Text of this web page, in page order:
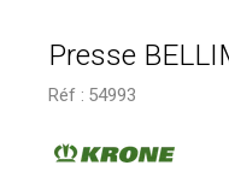
Presse
Réf : 54993